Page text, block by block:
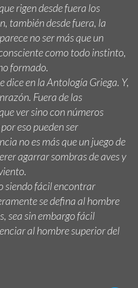
rigen desde fuera los
también desde fuera, la
no ser más que un
como todo instinto,
formado.
dice en la Antología Griega. Y,
Fuera de las
ver sino con números
eso pueden ser
no es más que un juego de
agarrar sombras de aves y
siendo fácil encontrar
se defina al hombre
sea sin embargo fácil
al hombre superior del